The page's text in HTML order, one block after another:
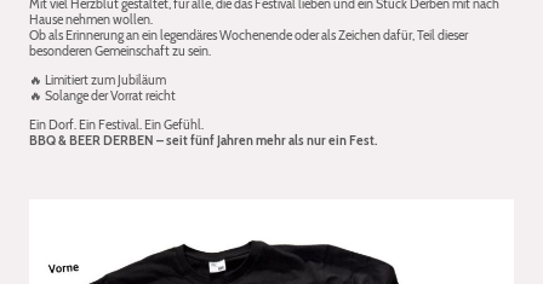
Mit viel Herzblut gestaltet, für alle, die das Festival lieben und ein Stück Derben mit nach
Hause nehmen wollen.
Ob als Erinnerung an ein legendäres Wochenende oder als Zeichen dafür, Teil dieser
besonderen Gemeinschaft zu sein.
🔥 Limitiert zum Jubiläum
🔥 Solange der Vorrat reicht
Ein Dorf. Ein Festival. Ein Gefühl.
BBQ & BEER DERBEN – seit fünf Jahren mehr als nur ein Fest.